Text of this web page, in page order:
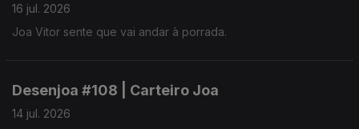
16 jul. 2026
Joa Vitor sente que vai andar à porrada.
Desenjoa #108 | Carteiro Joa
14 jul. 2026